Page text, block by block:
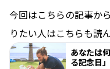
今回はこちらの記事か
りたい人はこちらも読
あなたは
る記念日